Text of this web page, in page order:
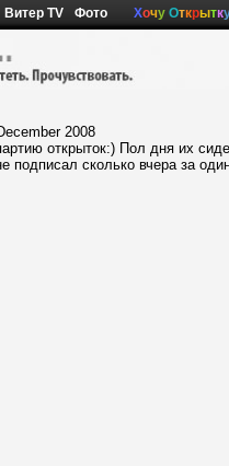
Витер TV Фото Хочу Открытк
2008
открыток:) Пол дня их
подписал сколько вчера за